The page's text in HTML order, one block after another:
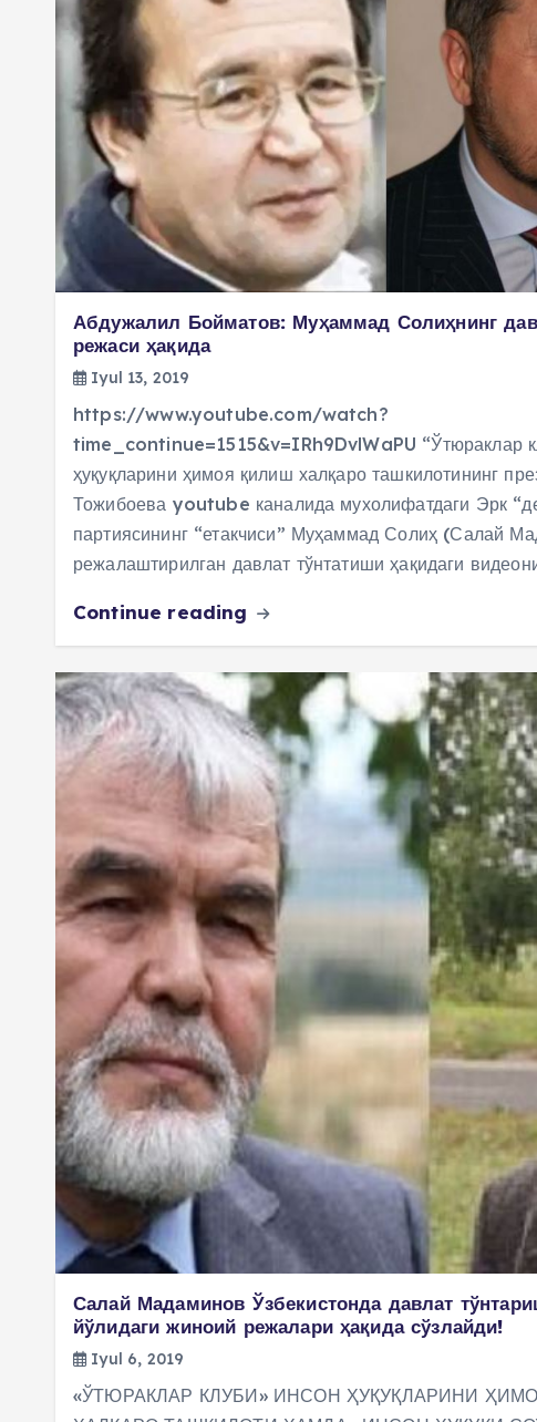
Абдужалил Бойматов: Муҳаммад Солиҳнинг
режаси ҳақида
Iyul 13, 2019
https://www.youtube.com/watch?
time_continue=1515&v=IRh9DvlWaPU “Ўтюраклар
ҳуқуқларини ҳимоя қилиш халқаро ташкилотининг
Тожибоева youtube каналида мухолифатдаги Эрк
партиясининг “етакчиси” Муҳаммад Солиҳ (Салай
режалаштирилган давлат тўнтатиши ҳақидаги
Continue reading
Салай Мадаминов Ўзбекистонда давлат
йўлидаги жиноий режалари ҳақида сўзлайди!
Iyul 6, 2019
«ЎТЮРАКЛАР КЛУБИ» ИНСОН ҲУҚУҚЛАРИНИ